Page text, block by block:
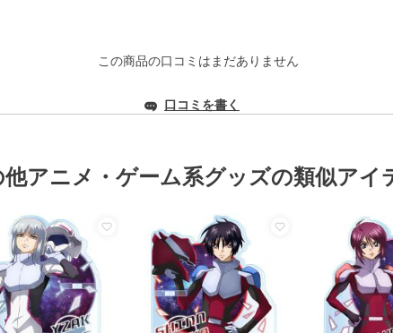
この商品の口コミはまだありません
口コミを書く
他アニメ・ゲーム系グッズの類似アイ